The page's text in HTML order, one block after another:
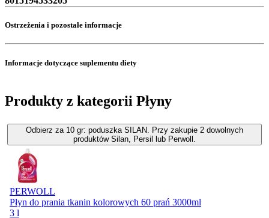
Ostrzeżenia i pozostałe informacje
Informacje dotyczące suplementu diety
Produkty z kategorii Płyny
Odbierz za 10 gr: poduszka SILAN. Przy zakupie 2 dowolnych
produktów Silan, Persil lub Perwoll.
PERWOLL
Płyn do prania tkanin kolorowych 60 prań 3000ml
3 l